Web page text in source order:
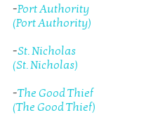
-Port Authority
(Port Authority)
-St. Nicholas
(St. Nicholas)
-The Good Thief
(The Good Thief)